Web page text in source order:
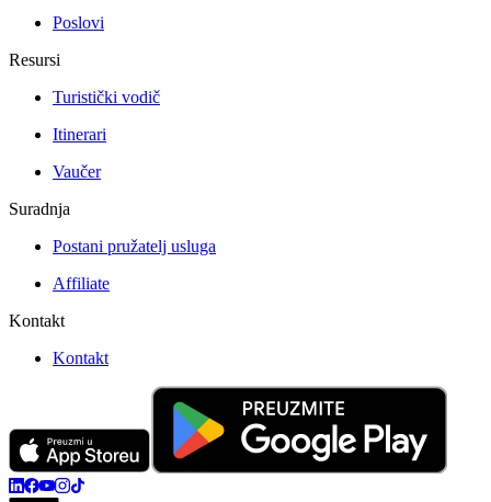
Poslovi
Resursi
Turistički vodič
Itinerari
Vaučer
Suradnja
Postani pružatelj usluga
Affiliate
Kontakt
Kontakt